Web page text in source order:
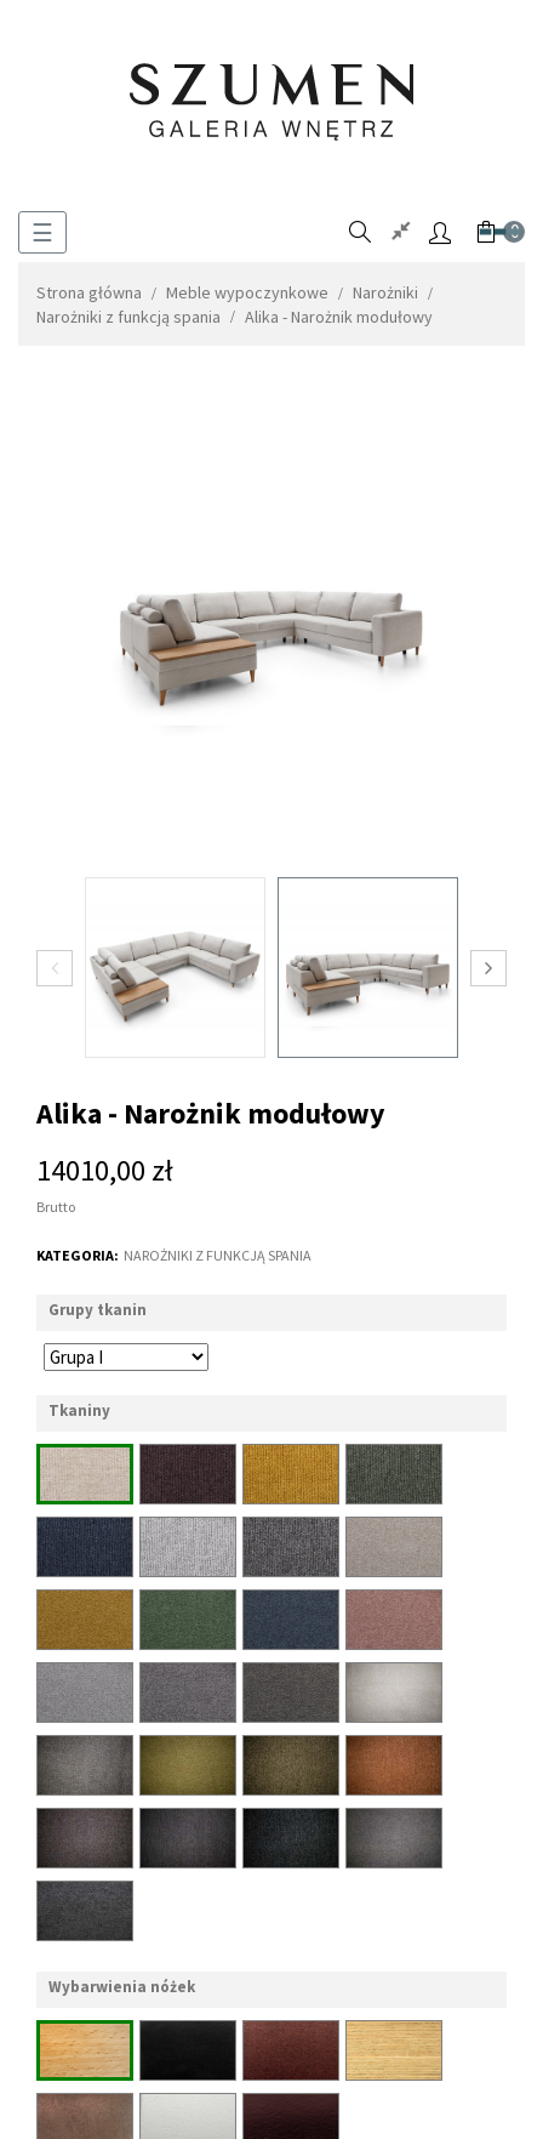
Toggle
☰ 0
Strona główna Meble wypoczynkowe
Narożniki
Narożniki z funkcją spania
Alika - Narożnik modułowy
Alika - Narożnik modułowy
14010,00 zł
Brutto
KATEGORIA: NAROŻNIKI Z FUNKCJĄ SPANIA
Grupy tkanin
Tkaniny
Wybarwienia nóżek